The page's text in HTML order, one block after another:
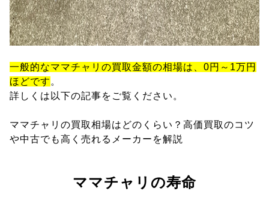
一般的なママチャリの買取金額の相場は、0円～1万円
ほどです 。
詳しくは以下の記事をご覧ください。
ママチャリの買取相場はどのくらい？高価買取のコツ
や中古でも高く売れるメーカーを解説
ママチャリの寿命